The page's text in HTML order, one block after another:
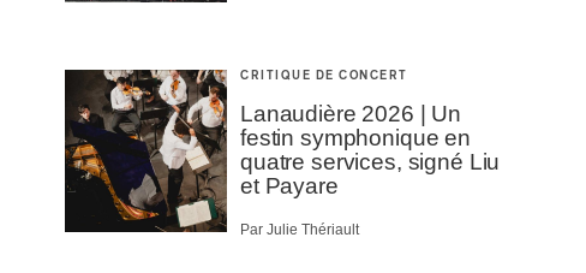
CRITIQUE DE CONCERT
Lanaudière 2026 | Un
festin symphonique en
quatre services, signé Liu
et Payare
Par Julie Thériault